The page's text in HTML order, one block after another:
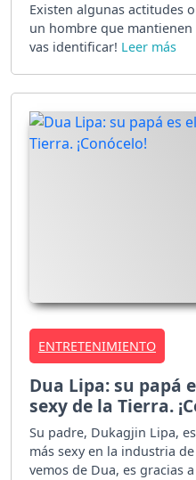
Existen algunas actitudes
un hombre que mantienen
vas identificar!
ENTRETENIMIENTO
Dua Lipa: su papá
sexy de la Tierra.
Su padre, Dukagjin Lipa,
más sexy en la industria
vemos de Dua, es gracias